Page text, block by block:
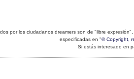
por los ciudadanos dreamers son de "libre
especificadas en "© Copyright,
Si estás interesado en